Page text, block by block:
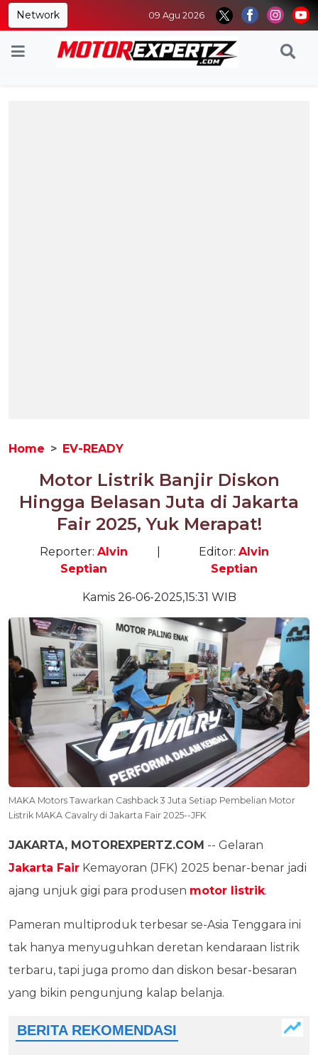
Network 09 Agu 2026
Home EV-READY
Motor Listrik Banjir Diskon
Hingga Belasan Juta di Jakarta
Fair 2025, Yuk Merapat!
Reporter: Alvin
Septian
Editor:Alvin
Septian
Kamis 26-06-2025,15:31 WIB
MAKA Motors Tawarkan Cashback 3 Juta Setiap Pembelian Motor
Listrik MAKA Cavalry di Jakarta Fair 2025--JFK
JAKARTA, MOTOREXPERTZ.COM -- Gelaran
Jakarta Fair Kemayoran (JFK) 2025 benar-benar jadi
ajang unjuk gigi para produsen motor listrik.
Pameran multiproduk terbesar se-Asia Tenggara ini
tak hanya menyuguhkan deretan kendaraan listrik
terbaru, tapi juga promo dan diskon besar-besaran
yang bikin pengunjung kalap belanja.